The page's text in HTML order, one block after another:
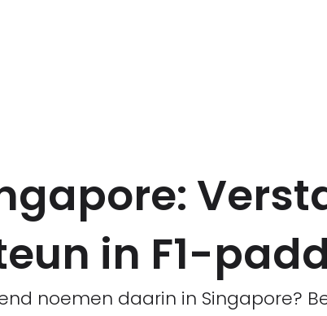
in F1-
noemen daarin in Singapore?